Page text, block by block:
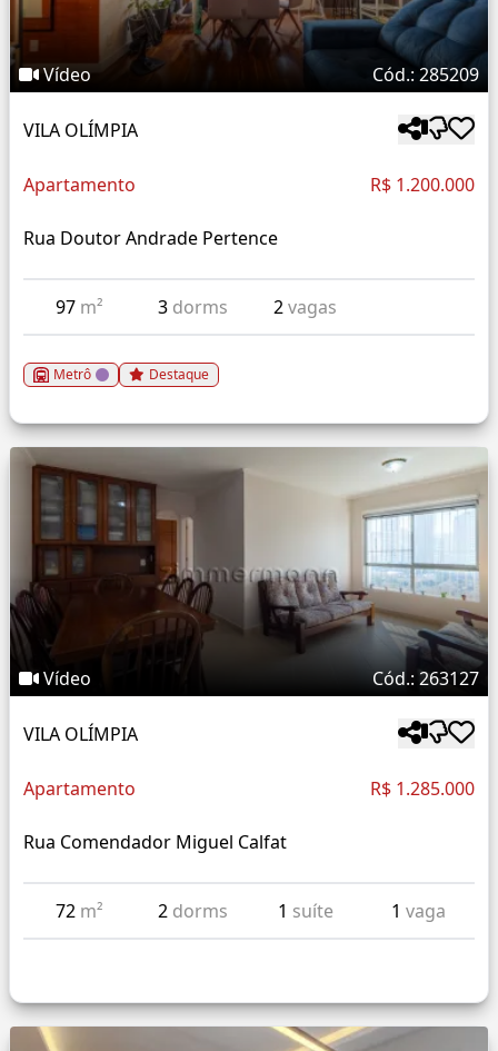
Vídeo Cód.: 285209
VILA OLÍMPIA
Apartamento R$ 1.200.000
Rua Doutor Andrade Pertence
97 m² 3 dorms 2vagas
Metrô Destaque
Vídeo Cód.: 263127
VILA OLÍMPIA
Apartamento R$ 1.285.000
Rua Comendador Miguel Calfat
72 m² 2 dorms 1 suíte 1 vaga